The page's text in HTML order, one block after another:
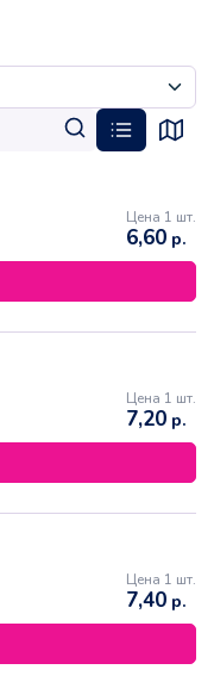
Цена 1 шт.
6,60 р.
Цена 1 шт.
7,20 р.
Цена 1 шт.
7,40 р.